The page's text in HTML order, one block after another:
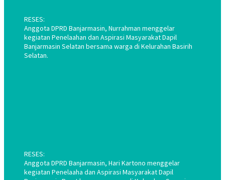
RESES:
Anggota DPRD Banjarmasin, Nurrahman menggelar
kegiatan Penelaahan dan Aspirasi Masyarakat Dapil
Banjarmasin Selatan bersama warga di Kelurahan Basirih
Selatan.
RESES:
Anggota DPRD Banjarmasin, Hari Kartono menggelar
kegiatan Penelaaha dan Aspirasi Masyarakat Dapil